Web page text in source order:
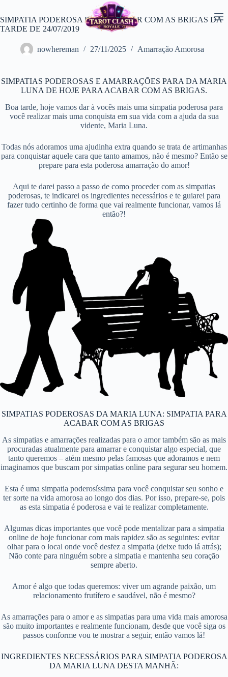
o
conteúdo
SIMPATIA PODEROSA PARA ACABAR COM AS BRIGAS DA
TARDE DE 24/07/2019
nowhereman 27/11/2025 Amarração Amorosa
SIMPATIAS PODEROSAS E AMARRAÇÕES PARA DA MARIA
LUNA DE HOJE PARA ACABAR COM AS BRIGAS.
Boa tarde, hoje vamos dar à vocês mais uma simpatia poderosa para
você realizar mais uma conquista em sua vida com a ajuda da sua
vidente, Maria Luna.
Todas nós adoramos uma ajudinha extra quando se trata de artimanhas
para conquistar aquele cara que tanto amamos, não é mesmo? Então se
prepare para esta poderosa amarração do amor!
Aqui te darei passo a passo de como proceder com as simpatias
poderosas, te indicarei os ingredientes necessários e te guiarei para
fazer tudo certinho de forma que vai realmente funcionar, vamos lá
então?!
SIMPATIAS PODEROSAS DA MARIA LUNA: SIMPATIA PARA
ACABAR COM AS BRIGAS
As simpatias e amarrações realizadas para o amor também são as mais
procuradas atualmente para amarrar e conquistar algo especial, que
tanto queremos – atém mesmo pelas famosas que adoramos e nem
imaginamos que buscam por simpatias online para segurar seu homem.
Esta é uma simpatia poderosíssima para você conquistar seu sonho e
ter sorte na vida amorosa ao longo dos dias. Por isso, prepare-se, pois
as esta simpatia é poderosa e vai te realizar completamente.
Algumas dicas importantes que você pode mentalizar para a simpatia
online de hoje funcionar com mais rapidez são as seguintes: evitar
olhar para o local onde você desfez a simpatia (deixe tudo lá atrás);
Não conte para ninguém sobre a simpatia e mantenha seu coração
sempre aberto.
Amor é algo que todas queremos: viver um agrande paixão, um
relacionamento frutífero e saudável, não é mesmo?
As amarrações para o amor e as simpatias para uma vida mais amorosa
são muito importantes e realmente funcionam, desde que você siga os
passos conforme vou te mostrar a seguir, então vamos lá!
INGREDIENTES NECESSÁRIOS PARA SIMPATIA PODEROSA
DA MARIA LUNA DESTA MANHÃ: